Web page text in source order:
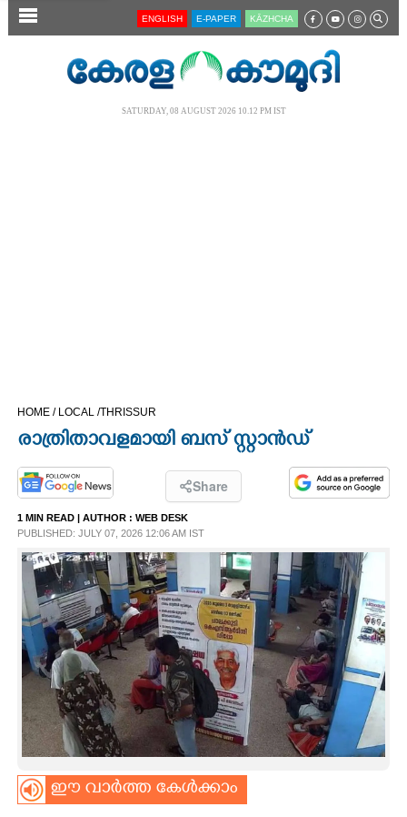
SECTIONS
OPINION
PHOTOS
LIFESTYLE
SPIRITUAL
INFO+
ART
ASTRO
ENGLISH E-PAPER KĀZHCHA
SATURDAY, 08 AUGUST 2026 10.12 PM IST
HOME / LOCAL /THRISSUR
രാത്രിതാവളമായി ബസ് സ്റ്റാൻഡ്
Share
1 MIN READ | AUTHOR : WEB DESK
PUBLISHED: JULY 07, 2026 12:06 AM IST
ഈ വാർത്ത കേൾക്കാം